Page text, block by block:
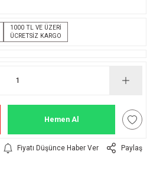
1000 TL VE ÜZERİ
ÜCRETSİZ KARGO
Hemen Al
Fiyatı Düşünce Haber Ver Paylaş